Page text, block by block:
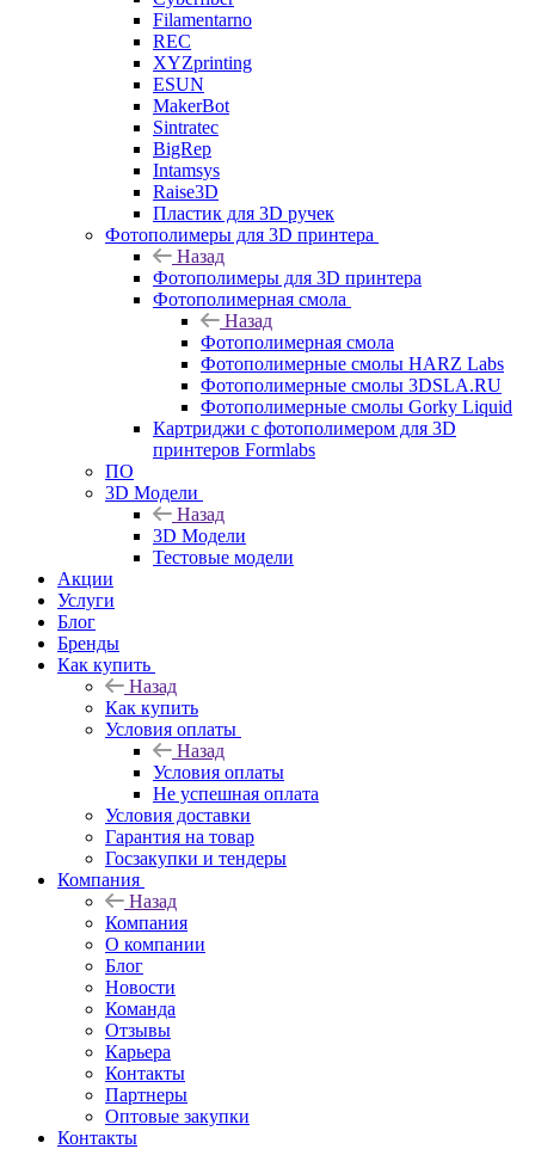
Filamentarno
REC
XYZprinting
ESUN
MakerBot
Sintratec
BigRep
Intamsys
Raise3D
Пластик для 3D ручек
Фотополимеры для 3D принтера
Назад
Фотополимеры для 3D принтера
Фотополимерная смола
Назад
Фотополимерная смола
Фотополимерные смолы HARZ Labs
Фотополимерные смолы 3DSLA.RU
Фотополимерные смолы Gorky Liquid
Картриджи с фотополимером для 3D
принтеров Formlabs
ПО
3D Модели
Назад
3D Модели
Тестовые модели
Акции
Услуги
Блог
Бренды
Как купить
Назад
Как купить
Условия оплаты
Назад
Условия оплаты
Не успешная оплата
Условия доставки
Гарантия на товар
Госзакупки и тендеры
Компания
Назад
Компания
О компании
Блог
Новости
Команда
Отзывы
Карьера
Контакты
Партнеры
Оптовые закупки
Контакты